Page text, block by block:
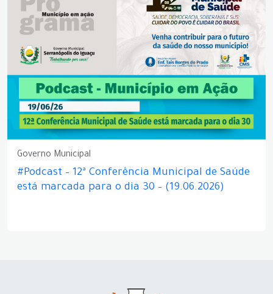
Governo Municipal
#Podcast – 12ª Conferência Municipal de Saúde
está marcada para o dia 30 – (19.06.2026)